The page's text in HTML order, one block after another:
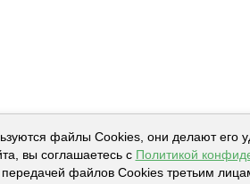
файлы Cookies, они делают его
вы соглашаетесь с Политикой
передачей файлов Cookies третьим